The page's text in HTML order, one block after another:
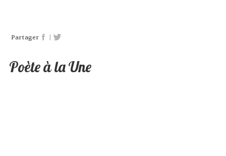
Partager |
Poète à la Une